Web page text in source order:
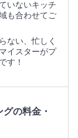
いないキッチ
も合わせてご
ない、忙しく
イスターがプ
す！
の料金・